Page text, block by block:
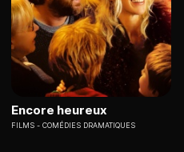
Encore heureux
FILMS COMÉDIES DRAMATIQUES